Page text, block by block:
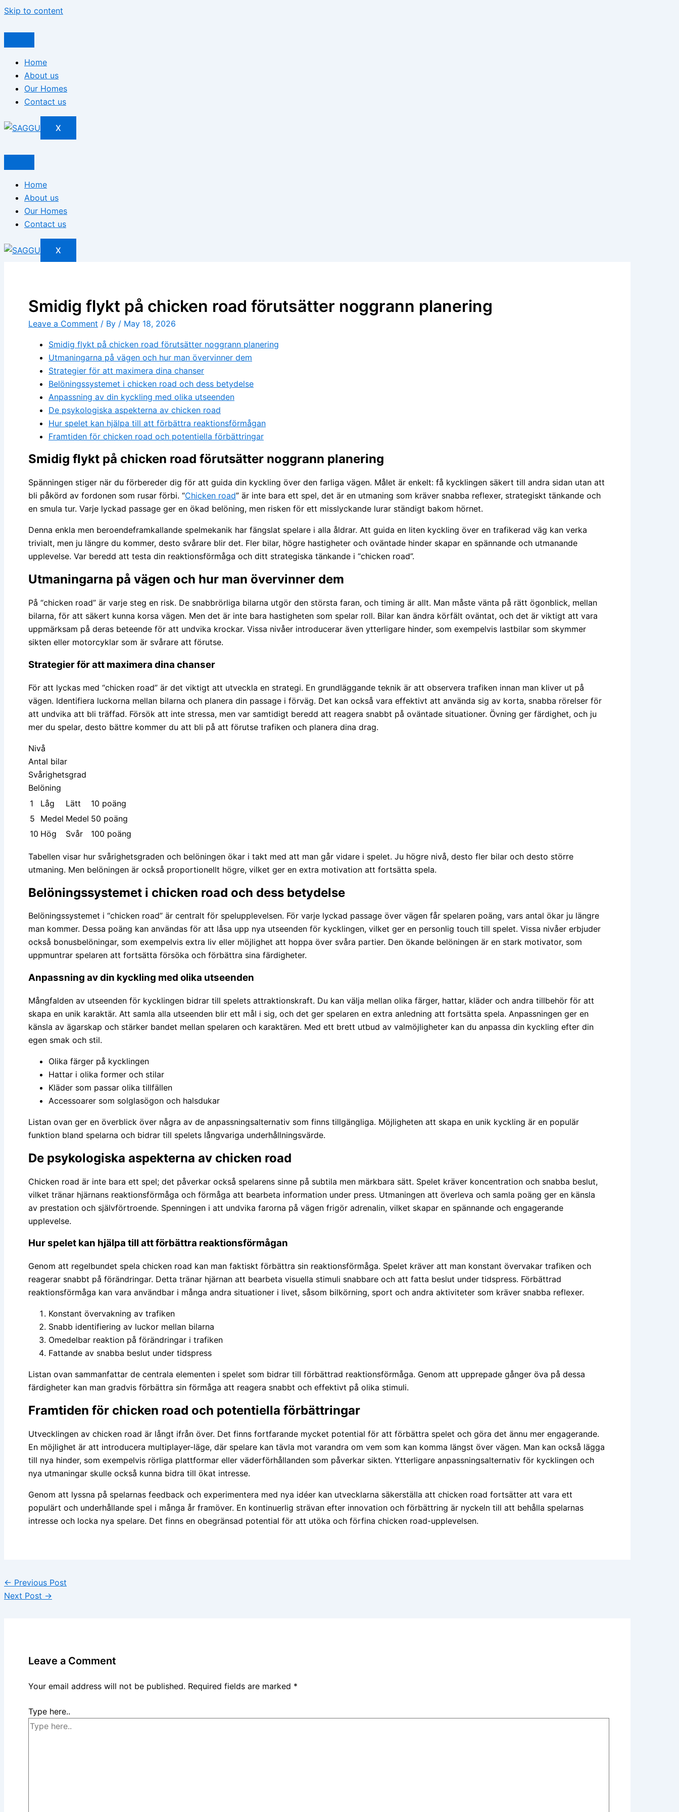
Skip to content
Home
About us
Our Homes
Contact us
X
Home
About us
Our Homes
Contact us
X
Smidig flykt på chicken road förutsätter noggrann planering
Leave a Comment / By / May 18, 2026
Smidig flykt på chicken road förutsätter noggrann planering
Utmaningarna på vägen och hur man övervinner dem
Strategier för att maximera dina chanser
Belöningssystemet i chicken road och dess betydelse
Anpassning av din kyckling med olika utseenden
De psykologiska aspekterna av chicken road
Hur spelet kan hjälpa till att förbättra reaktionsförmågan
Framtiden för chicken road och potentiella förbättringar
Smidig flykt på chicken road förutsätter noggrann planering
Spänningen stiger när du förbereder dig för att guida din kyckling över den farliga vägen. Målet är enkelt: få kycklingen säkert till andra sidan utan att
bli påkörd av fordonen som rusar förbi. “Chicken road” är inte bara ett spel, det är en utmaning som kräver snabba reflexer, strategiskt tänkande och
en smula tur. Varje lyckad passage ger en ökad belöning, men risken för ett misslyckande lurar ständigt bakom hörnet.
Denna enkla men beroendeframkallande spelmekanik har fängslat spelare i alla åldrar. Att guida en liten kyckling över en trafikerad väg kan verka
trivialt, men ju längre du kommer, desto svårare blir det. Fler bilar, högre hastigheter och oväntade hinder skapar en spännande och utmanande
upplevelse. Var beredd att testa din reaktionsförmåga och ditt strategiska tänkande i “chicken road”.
Utmaningarna på vägen och hur man övervinner dem
På “chicken road” är varje steg en risk. De snabbrörliga bilarna utgör den största faran, och timing är allt. Man måste vänta på rätt ögonblick, mellan
bilarna, för att säkert kunna korsa vägen. Men det är inte bara hastigheten som spelar roll. Bilar kan ändra körfält oväntat, och det är viktigt att vara
uppmärksam på deras beteende för att undvika krockar. Vissa nivåer introducerar även ytterligare hinder, som exempelvis lastbilar som skymmer
sikten eller motorcyklar som är svårare att förutse.
Strategier för att maximera dina chanser
För att lyckas med “chicken road” är det viktigt att utveckla en strategi. En grundläggande teknik är att observera trafiken innan man kliver ut på
vägen. Identifiera luckorna mellan bilarna och planera din passage i förväg. Det kan också vara effektivt att använda sig av korta, snabba rörelser för
att undvika att bli träffad. Försök att inte stressa, men var samtidigt beredd att reagera snabbt på oväntade situationer. Övning ger färdighet, och ju
mer du spelar, desto bättre kommer du att bli på att förutse trafiken och planera dina drag.
Nivå
Antal bilar
Svårighetsgrad
Belöning
1
Låg Lätt
10 poäng
5
Medel Medel 50 poäng
10 Hög Svår 100 poäng
Tabellen visar hur svårighetsgraden och belöningen ökar i takt med att man går vidare i spelet. Ju högre nivå, desto fler bilar och desto större
utmaning. Men belöningen är också proportionellt högre, vilket ger en extra motivation att fortsätta spela.
Belöningssystemet i chicken road och dess betydelse
Belöningssystemet i “chicken road” är centralt för spelupplevelsen. För varje lyckad passage över vägen får spelaren poäng, vars antal ökar ju längre
man kommer. Dessa poäng kan användas för att låsa upp nya utseenden för kycklingen, vilket ger en personlig touch till spelet. Vissa nivåer erbjuder
också bonusbelöningar, som exempelvis extra liv eller möjlighet att hoppa över svåra partier. Den ökande belöningen är en stark motivator, som
uppmuntrar spelaren att fortsätta försöka och förbättra sina färdigheter.
Anpassning av din kyckling med olika utseenden
Mångfalden av utseenden för kycklingen bidrar till spelets attraktionskraft. Du kan välja mellan olika färger, hattar, kläder och andra tillbehör för att
skapa en unik karaktär. Att samla alla utseenden blir ett mål i sig, och det ger spelaren en extra anledning att fortsätta spela. Anpassningen ger en
känsla av ägarskap och stärker bandet mellan spelaren och karaktären. Med ett brett utbud av valmöjligheter kan du anpassa din kyckling efter din
egen smak och stil.
Olika färger på kycklingen
Hattar i olika former och stilar
Kläder som passar olika tillfällen
Accessoarer som solglasögon och halsdukar
Listan ovan ger en överblick över några av de anpassningsalternativ som finns tillgängliga. Möjligheten att skapa en unik kyckling är en populär
funktion bland spelarna och bidrar till spelets långvariga underhållningsvärde.
De psykologiska aspekterna av chicken road
Chicken road är inte bara ett spel; det påverkar också spelarens sinne på subtila men märkbara sätt. Spelet kräver koncentration och snabba beslut,
vilket tränar hjärnans reaktionsförmåga och förmåga att bearbeta information under press. Utmaningen att överleva och samla poäng ger en känsla
av prestation och självförtroende. Spenningen i att undvika farorna på vägen frigör adrenalin, vilket skapar en spännande och engagerande
upplevelse.
Hur spelet kan hjälpa till att förbättra reaktionsförmågan
Genom att regelbundet spela chicken road kan man faktiskt förbättra sin reaktionsförmåga. Spelet kräver att man konstant övervakar trafiken och
reagerar snabbt på förändringar. Detta tränar hjärnan att bearbeta visuella stimuli snabbare och att fatta beslut under tidspress. Förbättrad
reaktionsförmåga kan vara användbar i många andra situationer i livet, såsom bilkörning, sport och andra aktiviteter som kräver snabba reflexer.
Konstant övervakning av trafiken
Snabb identifiering av luckor mellan bilarna
Omedelbar reaktion på förändringar i trafiken
Fattande av snabba beslut under tidspress
Listan ovan sammanfattar de centrala elementen i spelet som bidrar till förbättrad reaktionsförmåga. Genom att upprepade gånger öva på dessa
färdigheter kan man gradvis förbättra sin förmåga att reagera snabbt och effektivt på olika stimuli.
Framtiden för chicken road och potentiella förbättringar
Utvecklingen av chicken road är långt ifrån över. Det finns fortfarande mycket potential för att förbättra spelet och göra det ännu mer engagerande.
En möjlighet är att introducera multiplayer-läge, där spelare kan tävla mot varandra om vem som kan komma längst över vägen. Man kan också lägga
till nya hinder, som exempelvis rörliga plattformar eller väderförhållanden som påverkar sikten. Ytterligare anpassningsalternativ för kycklingen och
nya utmaningar skulle också kunna bidra till ökat intresse.
Genom att lyssna på spelarnas feedback och experimentera med nya idéer kan utvecklarna säkerställa att chicken road fortsätter att vara ett
populärt och underhållande spel i många år framöver. En kontinuerlig strävan efter innovation och förbättring är nyckeln till att behålla spelarnas
intresse och locka nya spelare. Det finns en obegränsad potential för att utöka och förfina chicken road-upplevelsen.
← Previous Post
Next Post →
Leave a Comment
Your email address will not be published. Required fields are marked *
Type here..